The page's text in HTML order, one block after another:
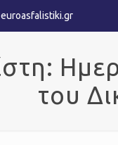
του